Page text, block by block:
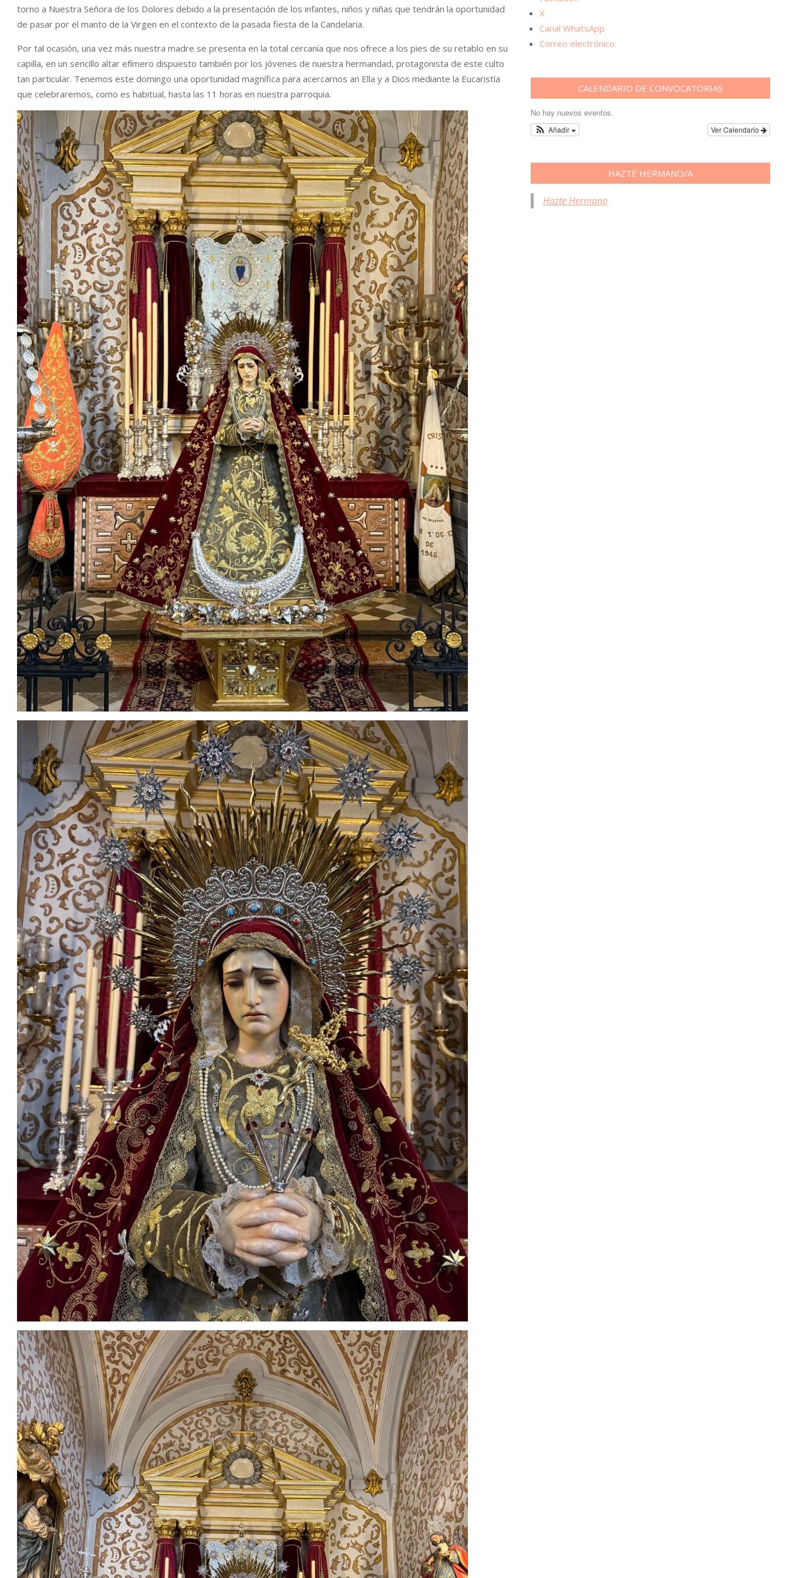
torno a Nuestra Señora de los Dolores debido a la presentación de los infantes, niños y niñas que tendrán la oportunidad
de pasar por el manto de la Virgen en el contexto de la pasada fiesta de la Candelaria.
Por tal ocasión, una vez más nuestra madre se presenta en la total cercanía que nos ofrece a los pies de su retablo en su
capilla, en un sencillo altar efímero dispuesto también por los jóvenes de nuestra hermandad, protagonista de este culto
tan particular. Tenemos este domingo una oportunidad magnífica para acercarnos an Ella y a Dios mediante la Eucaristía
que celebraremos, como es habitual, hasta las 11 horas en nuestra parroquia.
DESINTERESADO
VITA ET DULCEDO
X
Canal WhatsApp
Correo electrónico
CALENDARIO DE CONVOCATORIAS
No hay nuevos eventos.
Ver Calendario
Añadir
HAZTE HERMANO/A
Hazte Hermano